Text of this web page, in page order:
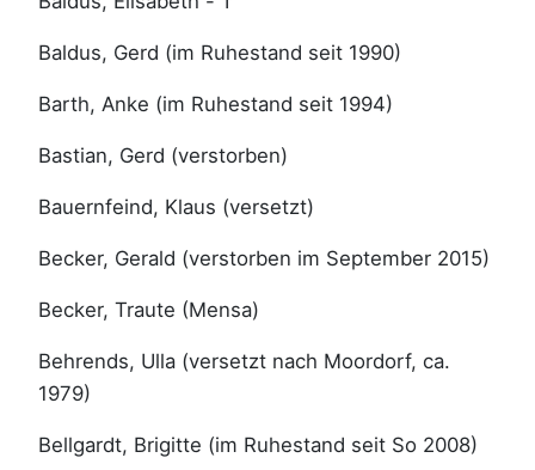
Baldus, Gerd (im Ruhestand seit 1990)
Barth, Anke (im Ruhestand seit 1994)
Bastian, Gerd (verstorben)
Bauernfeind, Klaus (versetzt)
Becker, Gerald (verstorben im September 2015)
Becker, Traute (Mensa)
Behrends, Ulla (versetzt nach Moordorf, ca.
1979)
Bellgardt, Brigitte (im Ruhestand seit So 2008)